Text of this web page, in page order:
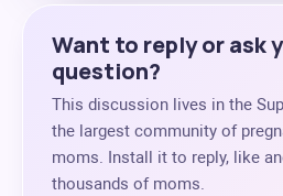
Want to reply or ask
question?
This discussion lives in the
the largest community of
moms. Install it to reply, like
thousands of moms.